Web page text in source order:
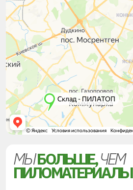
МЫБОЛЬШЕ,ЧЕМ
ПИЛОМАТЕРИАЛЫ